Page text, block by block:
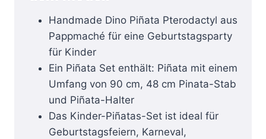
Handmade Dino Piñata Pterodactyl aus
Pappmaché für eine Geburtstagsparty
für Kinder
Ein Piñata Set enthält: Piñata mit einem
Umfang von 90 cm, 48 cm Pinata-Stab
und Piñata-Halter
Das Kinder-Piñatas-Set ist ideal für
Geburtstagsfeiern, Karneval,